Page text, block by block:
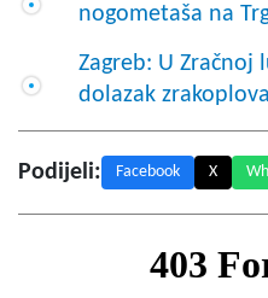
nogometaša na
Zagreb: U Zračnoj
dolazak
Podijeli: Facebook X